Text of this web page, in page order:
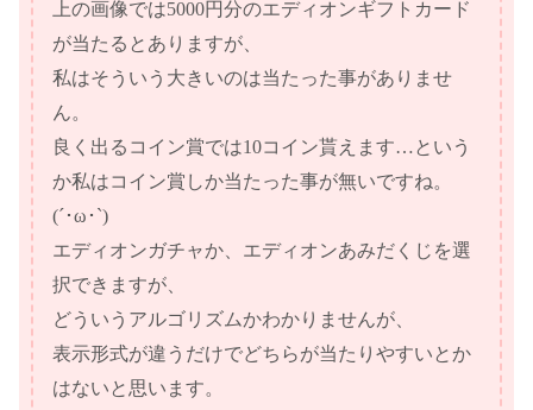
上の画像では5000円分のエディオンギフトカード
が当たるとありますが、
私はそういう大きいのは当たった事がありませ
ん。
良く出るコイン賞では10コイン貰えます…という
か私はコイン賞しか当たった事が無いですね。
(´･ω･`)
エディオンガチャか、エディオンあみだくじを選
択できますが、
どういうアルゴリズムかわかりませんが、
表示形式が違うだけでどちらが当たりやすいとか
はないと思います。